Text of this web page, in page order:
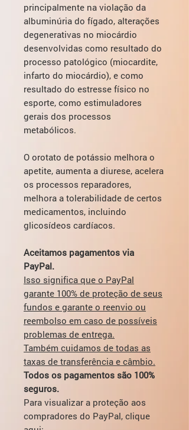
principalmente na violação da
albuminúria do fígado, alterações
degenerativas no miocárdio
desenvolvidas como resultado do
processo patológico (miocardite,
infarto do miocárdio), e como
resultado do estresse físico no
esporte, como estimuladores
gerais dos processos
metabólicos.
O orotato de potássio melhora o
apetite, aumenta a diurese, acelera
os processos reparadores,
melhora a tolerabilidade de certos
medicamentos, incluindo
glicosídeos cardíacos.
Aceitamos pagamentos via
PayPal.
Isso significa que o PayPal
garante 100% de proteção de seus
fundos e garante o reenvio ou
reembolso em caso de possíveis
problemas de entrega.
Também cuidamos de todas as
taxas de transferência e câmbio.
Todos os pagamentos são 100%
seguros.
Para visualizar a proteção aos
compradores do PayPal, clique